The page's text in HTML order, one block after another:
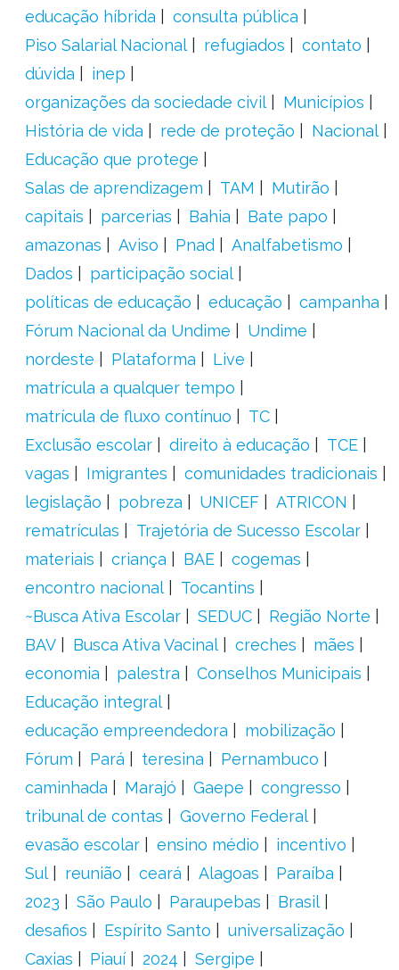
educação híbrida
consulta pública
Piso Salarial Nacional
refugiados
contato
dúvida
inep
organizações da sociedade civil
Municípios
História de vida
rede de proteção
Nacional
Educação que protege
Salas de aprendizagem
TAM
Mutirão
capitais
parcerias Bahia
Bate papo
amazonas
Aviso Pnad
Analfabetismo
Dados
participação social
políticas de educação
educação
campanha
Fórum Nacional da Undime
Undime
nordeste
Plataforma
Live
matrícula a qualquer tempo
matrícula de fluxo contínuo
TC
Exclusão escolar
direito à educação
TCE
vagas
Imigrantes
comunidades tradicionais
legislação
pobreza UNICEF
ATRICON
rematrículas
Trajetória de Sucesso Escolar
materiais
criança BAE
cogemas
encontro nacional
Tocantins
~Busca Ativa Escolar
SEDUC
Região Norte
BAV
Busca Ativa Vacinal creches
mães
economia
palestra
Conselhos Municipais
Educação integral
educação empreendedora
mobilização
Fórum
Pará teresina
Pernambuco
caminhada
Marajó Gaepe
congresso
tribunal de contas
Governo Federal
evasão escolar
ensino médio
incentivo
Sul
reunião ceará Alagoas
Paraíba
2023
São Paulo Paraupebas
Brasil
desafios
Espírito Santo
universalização
Caxias
Piauí 2024
Sergipe